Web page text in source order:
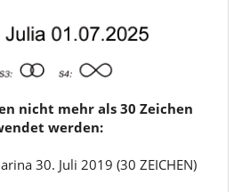
nicht mehr als 30 Zeichen
werden:
30. Juli 2019 (30 ZEICHEN)